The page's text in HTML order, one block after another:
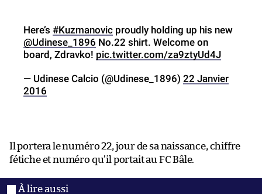
Here’s #Kuzmanovic proudly holding up his new
@Udinese_1896 No.22 shirt. Welcome on
board, Zdravko! pic.twitter.com/za9ztyUd4J
— Udinese Calcio (@Udinese_1896) 22 Janvier
2016
Il portera le numéro 22, jour de sa naissance, chiffre
fétiche et numéro qu’il portait au FC Bâle.